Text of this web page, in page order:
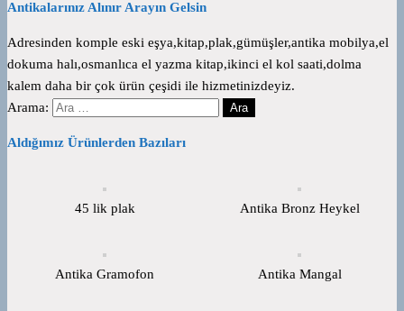
Antikalarınız Alınır Arayın Gelsin
Adresinden komple eski eşya,kitap,plak,gümüşler,antika mobilya,el
dokuma halı,osmanlıca el yazma kitap,ikinci el kol saati,dolma
kalem daha bir çok ürün çeşidi ile hizmetinizdeyiz.
Arama:
Aldığımız Ürünlerden Bazıları
45 lik plak Antika Bronz Heykel
Antika Gramofon Antika Mangal